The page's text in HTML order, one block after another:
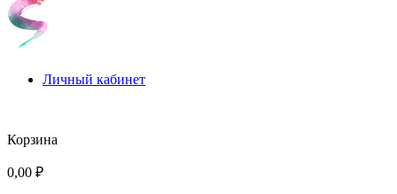
Личный кабинет
Корзина
0,00 ₽